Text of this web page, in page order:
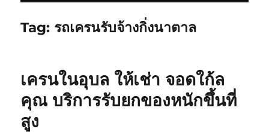
Tag: รถเครนรับจ้างกิ่งนาตาล
เครนในอุบล ให้เช่า จอดใก้ล
คุณ บริการรับยกของหนักขึ้นที่
สูง